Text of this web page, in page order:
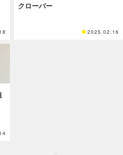
クローバー
2025.02.16